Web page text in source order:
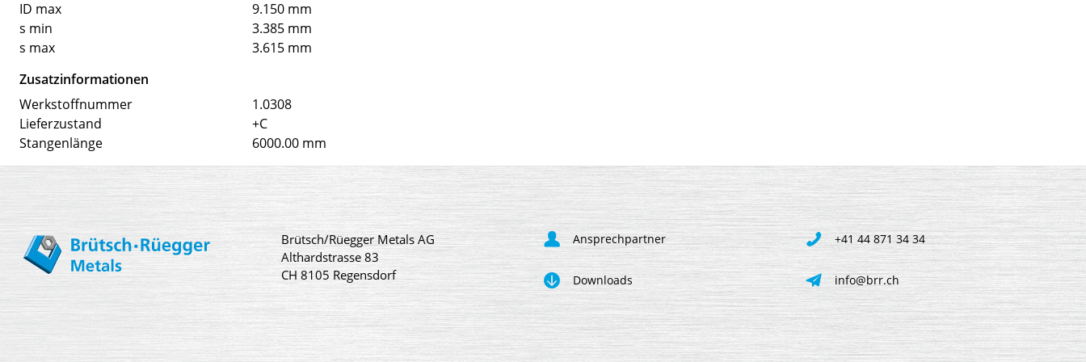
ID max
9.150 mm
s min
3.385 mm
s max
3.615 mm
Zusatzinformationen
Werkstoffnummer
1.0308
Lieferzustand
+C
Stangenlänge
6000.00 mm
Brütsch/Rüegger Metals AG
Althardstrasse 83
CH 8105 Regensdorf
Ansprechpartner +41 44 871 34 34
Downloads info@brr.ch